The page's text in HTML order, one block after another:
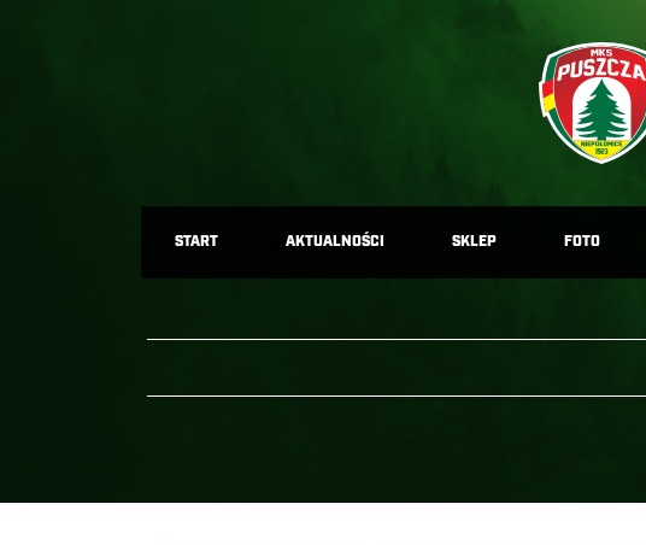
START AKTUALNOŚCI SKLEP FOTO